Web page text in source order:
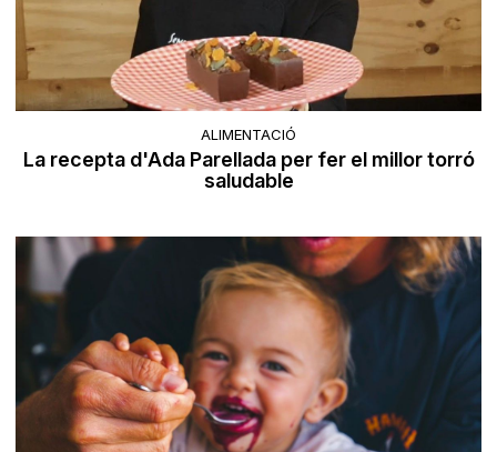
ALIMENTACIÓ
La recepta d'Ada Parellada per fer el millor torró
saludable